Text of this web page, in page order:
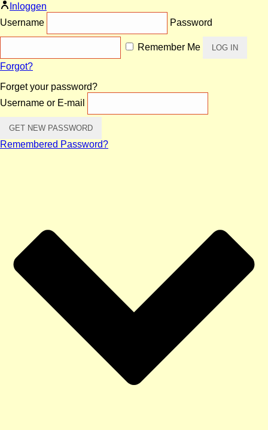
Inloggen
Username
Password
Remember Me
Forgot?
Forget your password?
Username or E-mail
Remembered Password?